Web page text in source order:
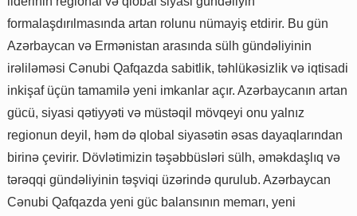
formalaşdırılmasında artan rolunu nümayiş etdirir. Bu gün
Azərbaycan və Ermənistan arasında sülh gündəliyinin
irəliləməsi Cənubi Qafqazda sabitlik, təhlükəsizlik və iqtisadi
inkişaf üçün tamamilə yeni imkanlar açır. Azərbaycanın artan
gücü, siyasi qətiyyəti və müstəqil mövqeyi onu yalnız
regionun deyil, həm də qlobal siyasətin əsas dayaqlarından
birinə çevirir. Dövlətimizin təşəbbüsləri sülh, əməkdaşlıq və
tərəqqi gündəliyinin təşviqi üzərində qurulub. Azərbaycan
Cənubi Qafqazda yeni güc balansının memarı, yeni